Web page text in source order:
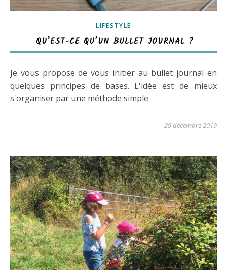
LIFESTYLE
QU’EST-CE QU’UN BULLET JOURNAL ?
Je vous propose de vous initier au bullet journal en
quelques principes de bases. L'idée est de mieux
s'organiser par une méthode simple.
29 décembre 2019